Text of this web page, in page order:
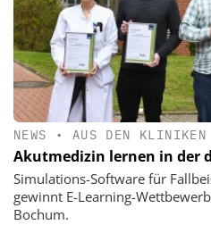
NEWS • AUS DEN KLINIKEN
Akutmedizin lernen in der
Simulations-Software für
gewinnt E-Learning-
Bochum.